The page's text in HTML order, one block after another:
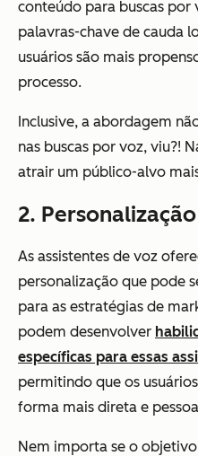
conteúdo para buscas por
palavras-chave de cauda
usuários são mais
processo.
Inclusive, a abordagem
nas buscas por voz, viu?!
atrair um público-alvo
2.
As assistentes de voz
personalização que pode
para as estratégias de
podem desenvolver
específicas para essas
permitindo que os
forma mais direta e
Nem importa se o